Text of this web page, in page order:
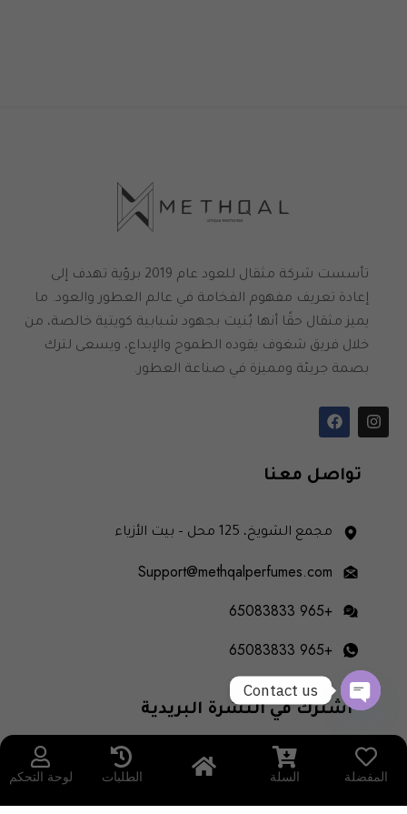
تأسست شركة مثقال للعود عام 2019 برؤية تهدف إلى
إعادة تعريف مفهوم الفخامة في عالم العطور والعود. ما
يميز مثقال حقًا أنها بُنيت بجهود شبابية كويتية خالصة، من
خلال فريق شغوف يقوده الطموح والإبداع، ويسعى لترك
بصمة جريئة ومميزة في صناعة العطور.
تواصل معنا
مجمع الشويخ، 125 محل – بيت الأزياء
Support@methqalperfumes.com
+965 65083833
+965 65083833
اشترك في النشرة البريدية
انضم إلى قائمتنا البريدية لتصلك آخر التحديثات
والعروض الخاصة.المفضلة السلة الطلبات لوحة التحكم
Contact us
OPEN